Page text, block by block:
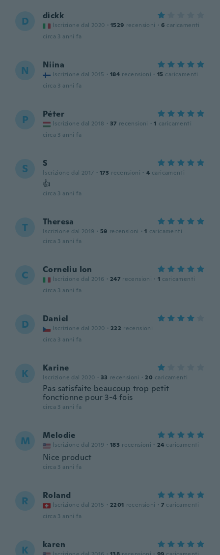
D dickk
Iscrizione dal 2020 · 1529 recensioni · 6 caricamenti
circa 3 anni fa
N Niina
Iscrizione dal 2015 · 184 recensioni · 15 caricamenti
circa 3 anni fa
P Péter
Iscrizione dal 2018 · 37 recensioni · 1 caricamenti
circa 3 anni fa
S S
Iscrizione dal 2017 · 173 recensioni · 4 caricamenti
👍
circa 3 anni fa
T Theresa
Iscrizione dal 2019 · 59 recensioni · 1 caricamenti
circa 3 anni fa
C Corneliu Ion
Iscrizione dal 2016 · 247 recensioni · 1 caricamenti
circa 3 anni fa
D Daniel
Iscrizione dal 2020 · 222 recensioni
circa 3 anni fa
K Karine
Iscrizione dal 2020 · 33 recensioni · 20 caricamenti
Pas satisfaite beaucoup trop petit
fonctionne pour 3-4 fois
circa 3 anni fa
M Melodie
Iscrizione dal 2019 · 183 recensioni · 24 caricamenti
Nice product
circa 3 anni fa
R Roland
Iscrizione dal 2015 · 2201 recensioni · 7 caricamenti
circa 3 anni fa
K karen